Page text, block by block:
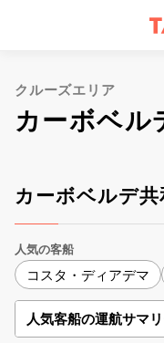
クルーズエリア
カーボベル
カーボベルデ
人気の客船
コスタ・ディアデマ
人気客船の運航サマ